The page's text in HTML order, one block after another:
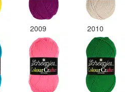
2009 2010